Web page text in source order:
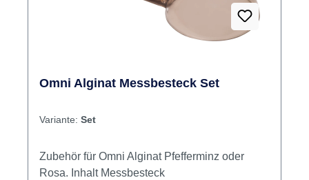
Omni Alginat Messbesteck Set
Variante: Set
Zubehör für Omni Alginat Pfefferminz oder
Rosa. Inhalt Messbesteck